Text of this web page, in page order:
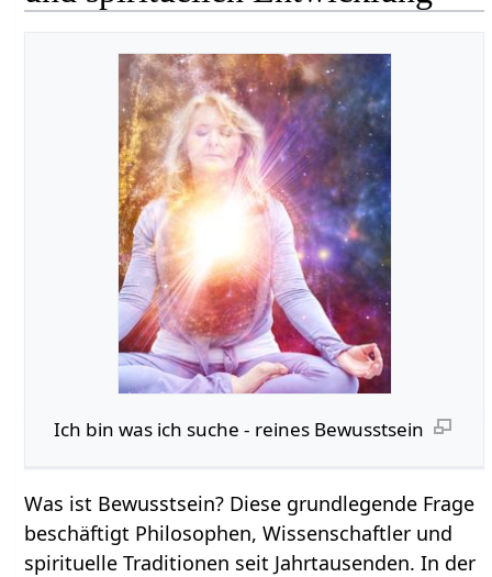
Ich bin was ich suche - reines Bewusstsein
Was ist Bewusstsein? Diese grundlegende Frage
beschäftigt Philosophen, Wissenschaftler und
spirituelle Traditionen seit Jahrtausenden. In der